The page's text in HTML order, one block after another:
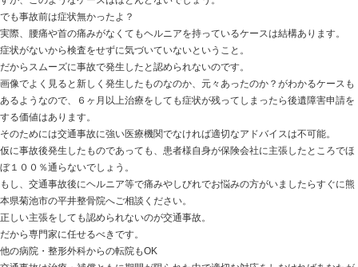
なぜ、ここまで保険会社は整骨院を嫌うの？
一言で表現すればお金です。
保険会社＝被害者の味方
ではないのです。
本当に被害者救済を目指すのであればこんなことは言う
実際は
保険会社＝いかに補償額を低く抑えるか？
しか考えていません。
これと整骨院が関係あるの？
通常、病院（整形外科）での治療はシップや電気治療の
ましてやそれに１〜２時間の待ち時間・・・